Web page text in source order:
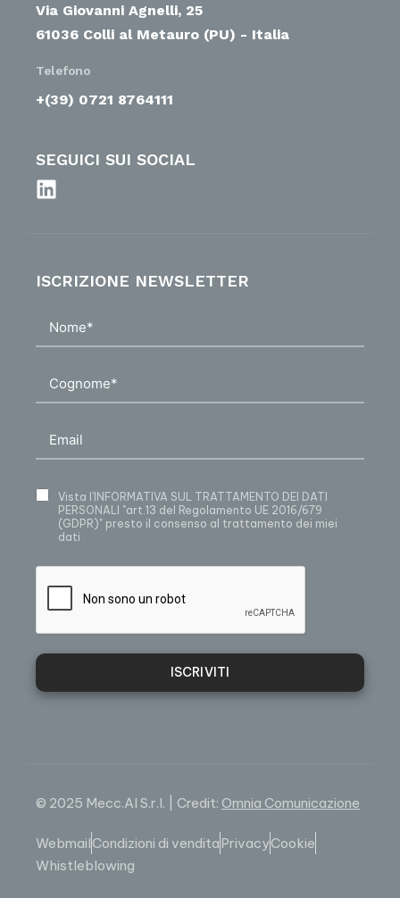
Via Giovanni Agnelli, 25
61036 Colli al Metauro (PU) - Italia
Telefono
+(39) 0721 8764111
SEGUICI SUI SOCIAL
ISCRIZIONE NEWSLETTER
Vista l’INFORMATIVA SUL TRATTAMENTO DEI DATI
PERSONALI "art.13 del Regolamento UE 2016/679
(GDPR)" presto il consenso al trattamento dei miei
dati
ISCRIVITI
© 2025 Mecc.Al S.r.l. | Credit: Omnia Comunicazione
WebmailCondizioni di venditaPrivacyCookie
Whistleblowing